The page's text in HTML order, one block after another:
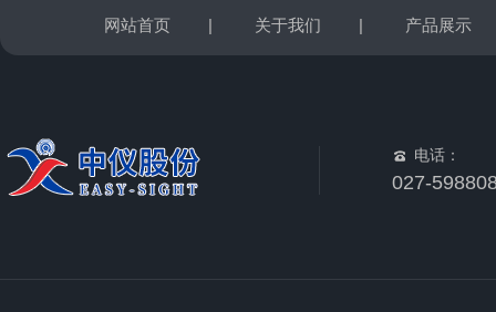
网站首页 | 关于我们 | 产品展示
电话：
027-